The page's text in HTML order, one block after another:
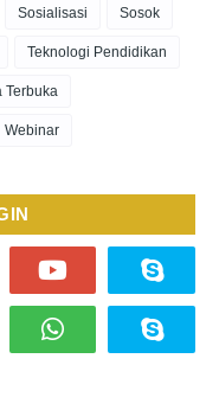
Sosialisasi Sosok
Teknologi Pendidikan
Terbuka
Webinar